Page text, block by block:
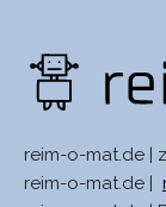
reim-o-mat.de |
reim-o-mat.de |